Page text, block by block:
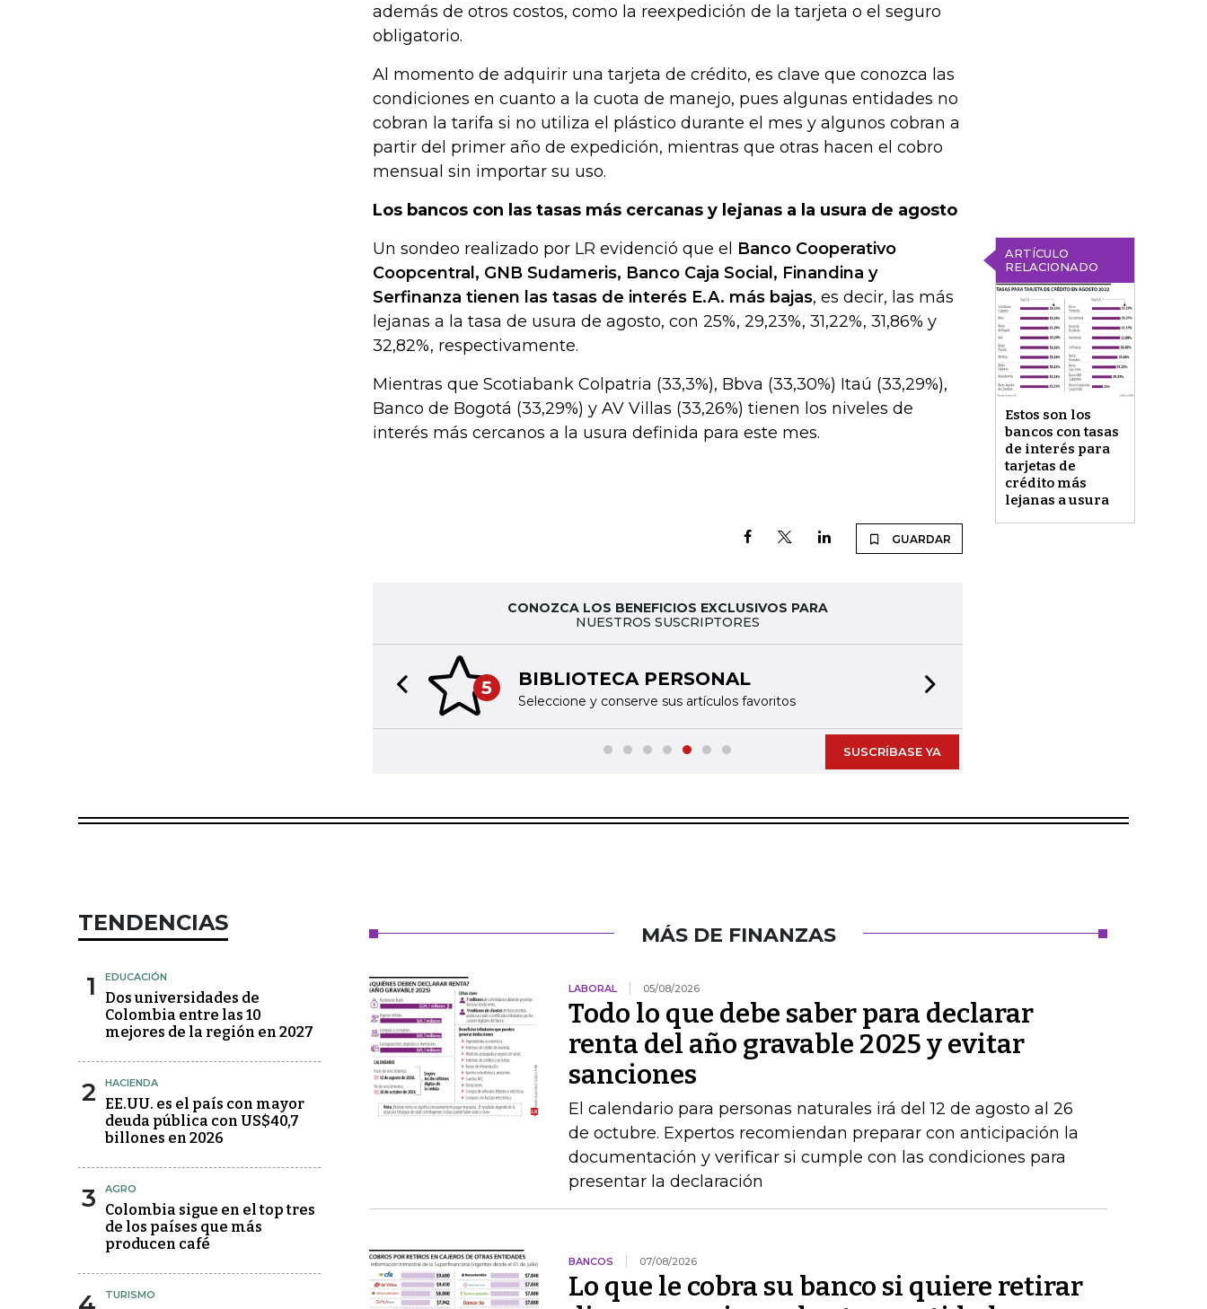
además de otros costos, como la reexpedición de la tarjeta o el seguro
obligatorio.
Al momento de adquirir una tarjeta de crédito, es clave que conozca las
condiciones en cuanto a la cuota de manejo, pues algunas entidades no
cobran la tarifa si no utiliza el plástico durante el mes y algunos cobran a
partir del primer año de expedición, mientras que otras hacen el cobro
mensual sin importar su uso.
Los bancos con las tasas más cercanas y lejanas a la usura de agosto
ARTÍCULO
RELACIONADO
Estos son los
bancos con tasas
de interés para
tarjetas de
crédito más
lejanas a usura
Un sondeo realizado por LR evidenció que el Banco Cooperativo
Coopcentral, GNB Sudameris, Banco Caja Social, Finandina y
Serfinanza tienen las tasas de interés E.A. más bajas, es decir, las más
lejanas a la tasa de usura de agosto, con 25%, 29,23%, 31,22%, 31,86% y
32,82%, respectivamente.
Mientras que Scotiabank Colpatria (33,3%), Bbva (33,30%) Itaú (33,29%),
Banco de Bogotá (33,29%) y AV Villas (33,26%) tienen los niveles de
interés más cercanos a la usura definida para este mes.
GUARDAR
CONOZCA LOS BENEFICIOS EXCLUSIVOS PARA
NUESTROS SUSCRIPTORES
5 BIBLIOTECA PERSONAL
Seleccione y conserve sus artículos favoritos
Previous slide
SUSCRÍBASE YA
TENDENCIAS
1 EDUCACIÓN
Dos universidades de
Colombia entre las 10
mejores de la región en 2027
2 HACIENDA
EE.UU. es el país con mayor
deuda pública con US$40,7
billones en 2026
3 AGRO
Colombia sigue en el top tres
de los países que más
producen café
TURISMO
MÁS DE FINANZAS
LABORAL 05/08/2026
Todo lo que debe saber para declarar
renta del año gravable 2025 y evitar
sanciones
El calendario para personas naturales irá del 12 de agosto al 26
de octubre. Expertos recomiendan preparar con anticipación la
documentación y verificar si cumple con las condiciones para
presentar la declaración
BANCOS 07/08/2026
Lo que le cobra su banco si quiere retirar